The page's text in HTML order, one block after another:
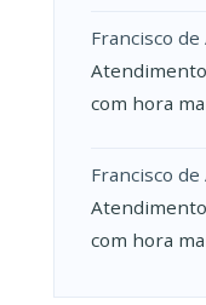
Francisco
Atendimento
com hora
Francisco
Atendimento
com hora